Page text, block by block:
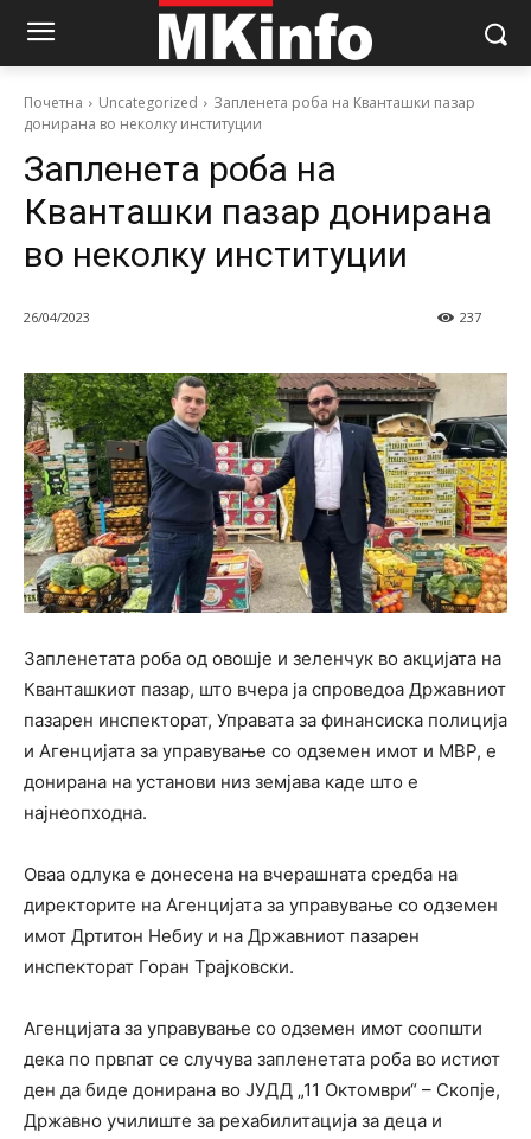
Почетна Uncategorized
Запленета роба на Кванташки пазар
донирана во неколку институции
Запленета роба на
Кванташки пазар донирана
во неколку институции
26/04/2023 237
Запленетата роба од овошје и зеленчук во акцијата на
Кванташкиот пазар, што вчера ја спроведоа Државниот
пазарен инспекторат, Управата за финансиска полиција
и Агенцијата за управување со одземен имот и МВР, е
донирана на установи низ земјава каде што е
најнеопходна.
Оваа одлука е донесена на вчерашната средба на
директорите на Агенцијата за управување со одземен
имот Дртитон Небиу и на Државниот пазарен
инспекторат Горан Трајковски.
Агенцијата за управување со одземен имот соопшти
дека по првпат се случува запленетата роба во истиот
ден да биде донирана во ЈУДД „11 Oктомври“ – Скопје,
Државно училиште за рехабилитација за деца и